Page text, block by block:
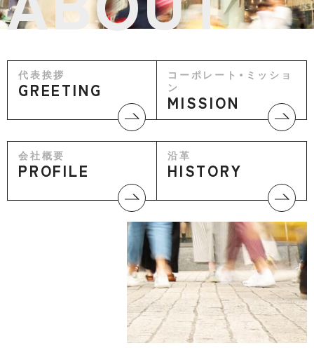
代表挨拶
GREETING
コーポレート・ミッショ
ン
MISSION
会社概要
PROFILE
沿革
HISTORY